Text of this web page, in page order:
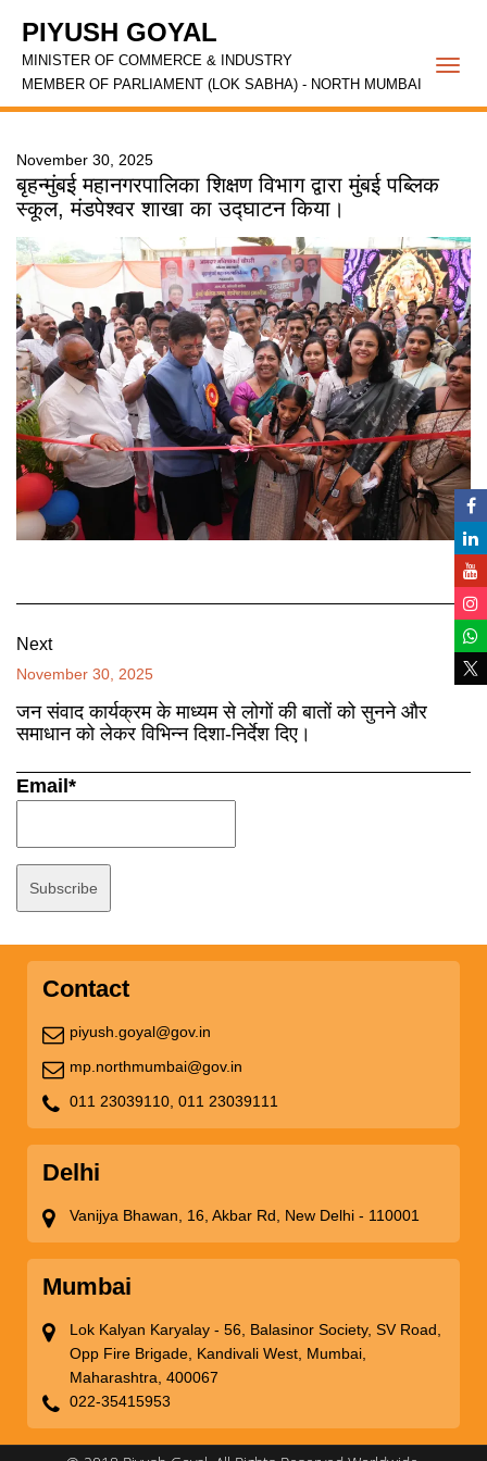
PIYUSH GOYAL
MINISTER OF COMMERCE & INDUSTRY
MEMBER OF PARLIAMENT (LOK SABHA) - NORTH MUMBAI
November 30, 2025
बृहन्मुंबई महानगरपालिका शिक्षण विभाग द्वारा मुंबई पब्लिक
स्कूल, मंडपेश्वर शाखा का उद्घाटन किया।
Next
November 30, 2025
जन संवाद कार्यक्रम के माध्यम से लोगों की बातों को सुनने और
समाधान को लेकर विभिन्न दिशा-निर्देश दिए।
Email*
Contact
piyush.goyal@gov.in
mp.northmumbai@gov.in
011 23039110, 011 23039111
Delhi
Vanijya Bhawan, 16, Akbar Rd, New Delhi - 110001
Mumbai
Lok Kalyan Karyalay - 56, Balasinor Society, SV Road,
Opp Fire Brigade, Kandivali West, Mumbai,
Maharashtra, 400067
022-35415953